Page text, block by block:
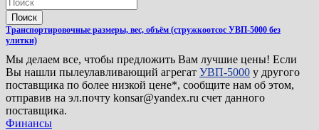
Поиск
Транспортировочные размеры, вес, объём (стружкоотсос УВП-5000 без
улитки)
Мы делаем все, чтобы предложить Вам лучшие цены! Если
Вы нашли пылеулавливающий агрегат УВП-5000 у другого
поставщика по более низкой цене*, сообщите нам об этом,
отправив на эл.почту konsar@yandex.ru счет данного
поставщика.
Финансы